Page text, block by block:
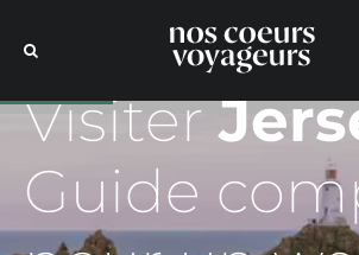
Visiter
Guide